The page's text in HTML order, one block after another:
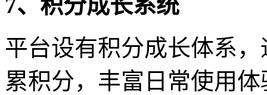
7、积分成长系统
平台设有积分成长体系
累积分，丰富日常使用体